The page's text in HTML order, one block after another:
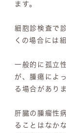
ます。
細胞診検査で
くの場合には
一般的に孤立
が、腫瘍によ
る場合があり
肝臓の腫瘤性
ることはなか